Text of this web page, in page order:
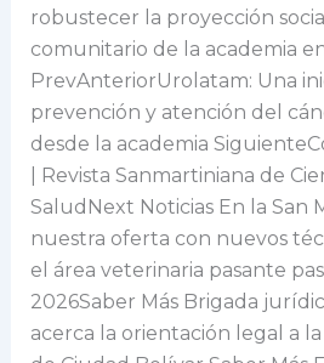
robustecer la proyección
comunitario de la academia
PrevAnteriorUrolatam: Una
prevención y atención del
desde la academia
| Revista Sanmartiniana de
SaludNext Noticias En la San
nuestra oferta con nuevos
el área veterinaria pasante
2026Saber Más Brigada
acerca la orientación legal a